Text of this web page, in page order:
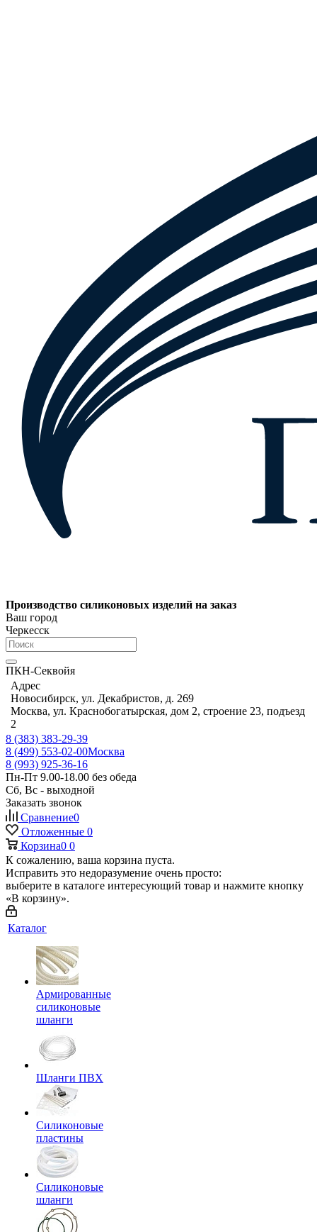
Производство силиконовых изделий на заказ
Ваш город
Черкесск
ПКН-Секвойя
Адрес
Новосибирск, ул. Декабристов, д. 269
Москва, ул. Краснобогатырская, дом 2, строение 23, подъезд
2
8 (383) 383-29-39
8 (499) 553-02-00Москва
8 (993) 925-36-16
Пн-Пт 9.00-18.00 без обеда
Сб, Вс - выходной
Заказать звонок
Сравнение0
Отложенные 0
Корзина0 0
К сожалению, ваша корзина пуста.
Исправить это недоразумение очень просто:
выберите в каталоге интересующий товар и нажмите кнопку
«В корзину».
Каталог
Армированные
силиконовые
шланги
Шланги ПВХ
Силиконовые
пластины
Силиконовые
шланги